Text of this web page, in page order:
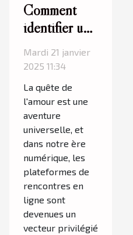
Comment
identifier une
plateforme
de
rencontres
musulmanes
fiable et
sérieuse
Mardi 21 janvier
2025 11:34
La quête de
l'amour est une
aventure
universelle, et
dans notre ère
numérique, les
plateformes de
rencontres en
ligne sont
devenues un
vecteur privilégié